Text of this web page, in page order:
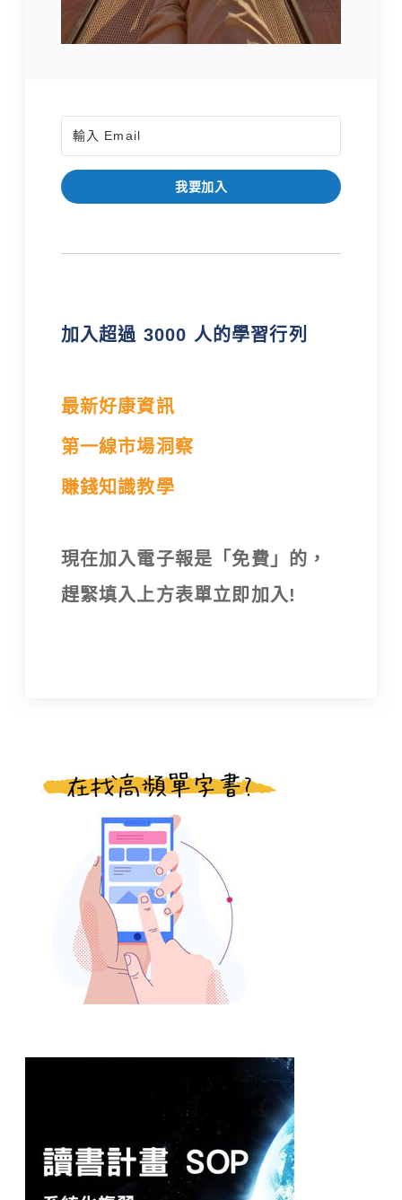
我要加入
加入超過 3000 人的學習行列
最新好康資訊
第一線市場洞察
賺錢知識教學
現在加入電子報是「免費」的，
趕緊填入上方表單立即加入!